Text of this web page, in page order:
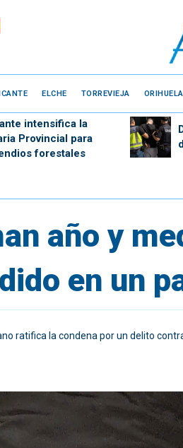
ELCHE TORREVIEJA ORIHUELA
intensifica la
Provincial para
forestales
año y
en un
ratifica la condena por un delito